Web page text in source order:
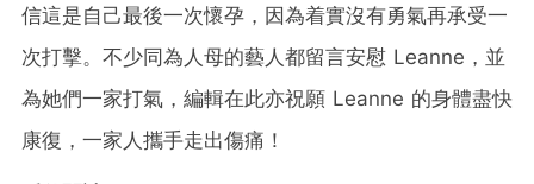
信這是自己最後一次懷孕，因為着實沒有勇氣再承受一
次打擊。不少同為人母的藝人都留言安慰 Leanne，並
為她們一家打氣，編輯在此亦祝願 Leanne 的身體盡快
康復，一家人攜手走出傷痛！